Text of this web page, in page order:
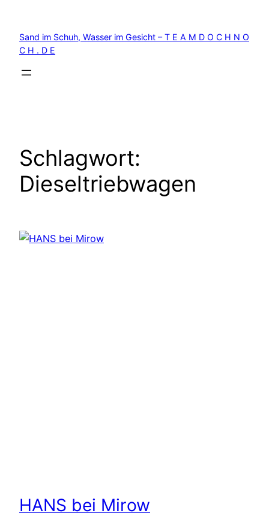
springen
Sand im Schuh, Wasser im Gesicht – T E A M D O C H N O
C H . D E
Schlagwort:
Dieseltriebwagen
HANS bei Mirow